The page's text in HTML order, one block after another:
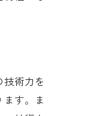
術力を
す。ま